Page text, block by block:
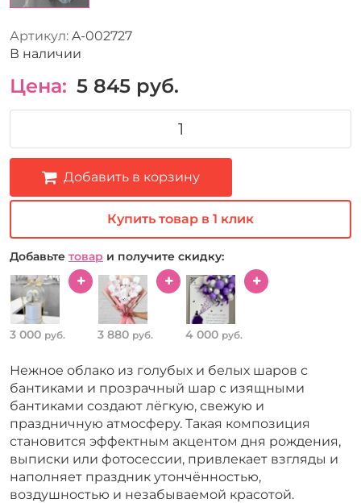
Артикул: A-002727
В наличии
Цена: 5 845 руб.
Добавить в корзину
Купить товар в 1 клик
Добавьте товар и получите скидку:
3 000 руб. 3 880 руб. 4 000 руб.
Нежное облако из голубых и белых шаров с
бантиками и прозрачный шар с изящными
бантиками создают лёгкую, свежую и
праздничную атмосферу. Такая композиция
становится эффектным акцентом дня рождения,
выписки или фотосессии, привлекает взгляды и
наполняет праздник утончённостью,
воздушностью и незабываемой красотой.